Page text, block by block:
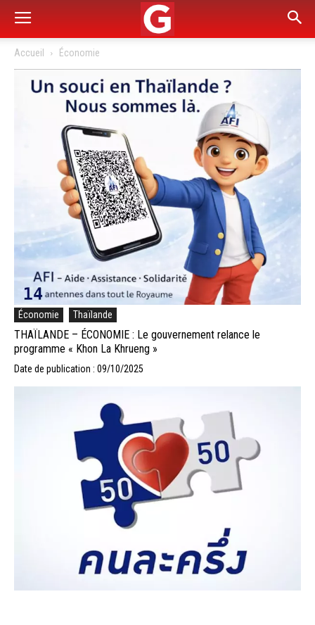
Accueil Économie
Économie Thaïlande
THAÏLANDE – ÉCONOMIE : Le gouvernement relance le
programme « Khon La Khrueng »
Date de publication : 09/10/2025